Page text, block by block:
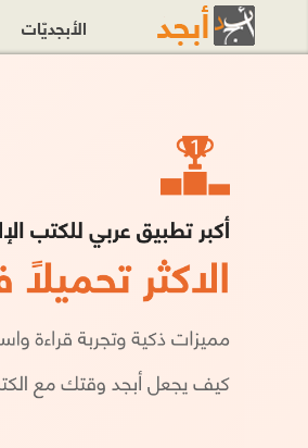
الأبجديّات